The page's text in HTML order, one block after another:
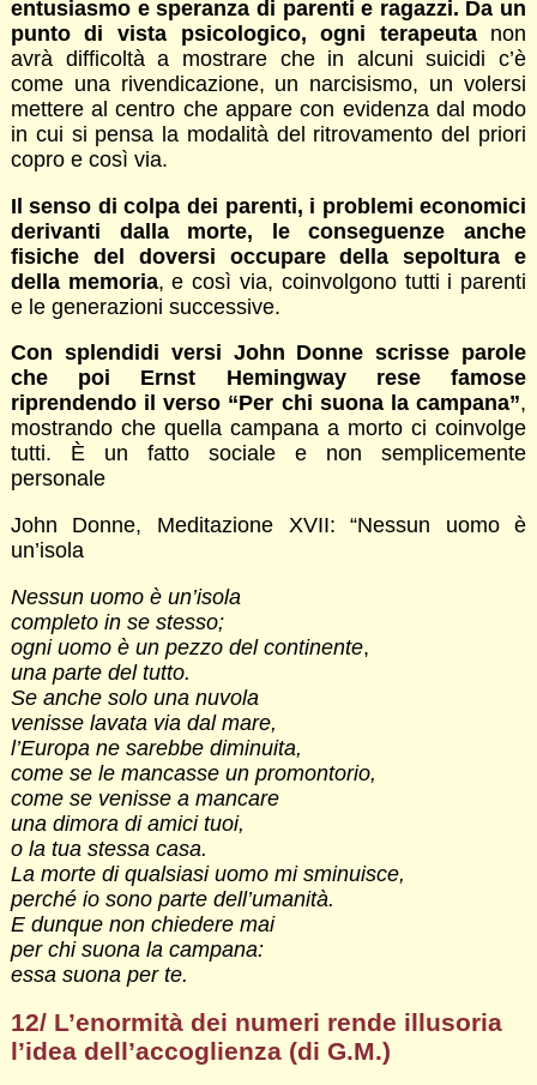
entusiasmo e speranza di parenti e ragazzi. Da un
punto di vista psicologico, ogni terapeuta non
avrà difficoltà a mostrare che in alcuni suicidi c’è
come una rivendicazione, un narcisismo, un volersi
mettere al centro che appare con evidenza dal modo
in cui si pensa la modalità del ritrovamento del priori
copro e così via.
Il senso di colpa dei parenti, i problemi economici
derivanti dalla morte, le conseguenze anche
fisiche del doversi occupare della sepoltura e
della memoria, e così via, coinvolgono tutti i parenti
e le generazioni successive.
Con splendidi versi John Donne scrisse parole
che poi Ernst Hemingway rese famose
riprendendo il verso “Per chi suona la campana”,
mostrando che quella campana a morto ci coinvolge
tutti. È un fatto sociale e non semplicemente
personale
John Donne, Meditazione XVII: “Nessun uomo è
un’isola
Nessun uomo è un’isola
completo in se stesso;
ogni uomo è un pezzo del continente,
una parte del tutto.
Se anche solo una nuvola
venisse lavata via dal mare,
l’Europa ne sarebbe diminuita,
come se le mancasse un promontorio,
come se venisse a mancare
una dimora di amici tuoi,
o la tua stessa casa.
La morte di qualsiasi uomo mi sminuisce,
perché io sono parte dell’umanità.
E dunque non chiedere mai
per chi suona la campana:
essa suona per te.
12/ L’enormità dei numeri rende illusoria
l’idea dell’accoglienza (di G.M.)